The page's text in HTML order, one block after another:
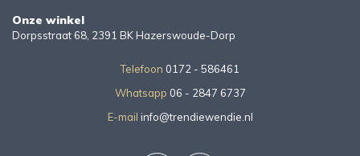
Onze winkel
Dorpsstraat 68, 2391 BK Hazerswoude-Dorp
Telefoon 0172 - 586461
Whatsapp 06 - 2847 6737
E-mail info@trendiewendie.nl